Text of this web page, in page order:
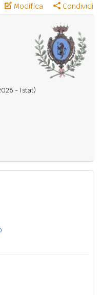
Modifica Condividi
- Istat)